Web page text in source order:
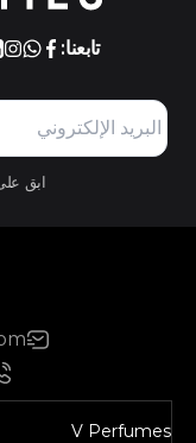
تابعنا:
ابق
V Perfumes